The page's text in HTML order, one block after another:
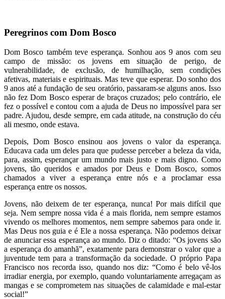
Peregrinos com Dom Bosco
Dom Bosco também teve esperança. Sonhou aos 9 anos com seu
campo de missão: os jovens em situação de perigo, de
vulnerabilidade, de exclusão, de humilhação, sem condições
afetivas, materiais e espirituais. Mas teve que esperar. Do sonho dos
9 anos até a fundação de seu oratório, passaram-se alguns anos. Isso
não fez Dom Bosco esperar de braços cruzados; pelo contrário, ele
fez o possível e contou com a ajuda de Deus no impossível para ser
padre. Ajudou, desde sempre, em cada atitude, na construção do céu
ali mesmo, onde estava.
Depois, Dom Bosco ensinou aos jovens o valor da esperança.
Educava cada um deles para que pudesse perceber a beleza da vida,
para, assim, esperançar um mundo mais justo e mais digno. Como
jovens, tão queridos e amados por Deus e Dom Bosco, somos
chamados a viver a esperança entre nós e a proclamar essa
esperança entre os nossos.
Jovens, não deixem de ter esperança, nunca! Por mais difícil que
seja. Nem sempre nossa vida é a mais florida, nem sempre estamos
vivendo os melhores momentos, nem sempre sabemos para onde ir.
Mas Deus nos guia e é Ele a nossa esperança. Não podemos deixar
de anunciar essa esperança ao mundo. Diz o ditado: “Os jovens são
a esperança do amanhã”, exatamente para demonstrar o valor que a
juventude tem para a transformação da sociedade. O próprio Papa
Francisco nos recorda isso, quando nos diz: “Como é belo vê-los
irradiar energia, por exemplo, quando voluntariamente arregaçam as
mangas e se comprometem nas situações de calamidade e mal-estar
social!”